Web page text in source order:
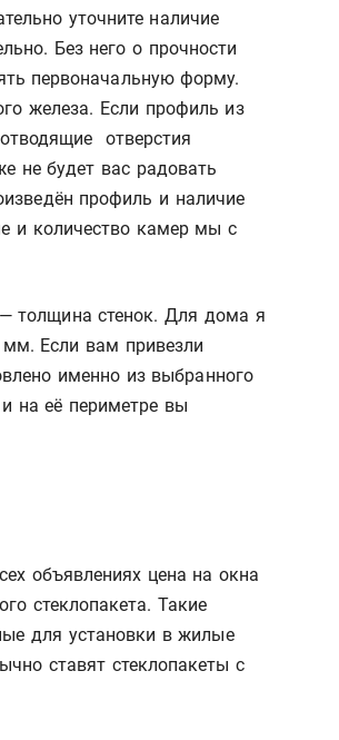
уточните наличие
Без него о прочности
первоначальную форму.
железа. Если профиль из
отверстия
не будет вас радовать
профиль и наличие
и количество камер мы с
толщина стенок. Для дома я
Если вам привезли
именно из выбранного
на её периметре вы
объявлениях цена на окна
стеклопакета. Такие
для установки в жилые
ставят стеклопакеты с